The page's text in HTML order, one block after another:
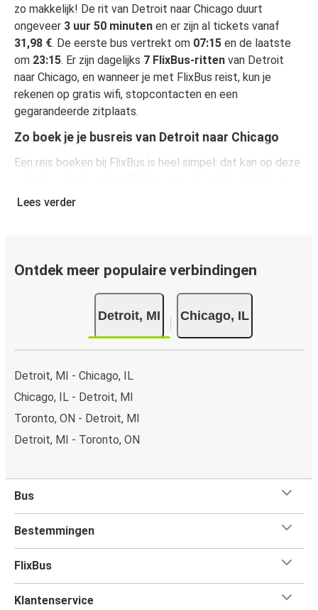
zo makkelijk! De rit van Detroit naar Chicago duurt
ongeveer 3 uur 50 minuten en er zijn al tickets vanaf
31,98 €. De eerste bus vertrekt om 07:15 en de laatste
om 23:15. Er zijn dagelijks 7 FlixBus-ritten van Detroit
naar Chicago, en wanneer je met FlixBus reist, kun je
rekenen op gratis wifi, stopcontacten en een
gegarandeerde zitplaats.
Zo boek je je busreis van Detroit naar Chicago
Een reis boeken bij FlixBus is heel simpel: dat kan op deze
het geregeld! Als je online je ticket koopt van Detroit naar
Club/JCB/Discover), PayPal en Ideal. Op de bus en in
onze verkooppunten kun je cash betalen.
Lees verder
Ontdek meer populaire verbindingen
Detroit, MI Chicago, IL
Detroit, MI - Chicago, IL
Chicago, IL - Detroit, MI
Toronto, ON - Detroit, MI
Detroit, MI - Toronto, ON
Bus
Bestemmingen
FlixBus
Klantenservice